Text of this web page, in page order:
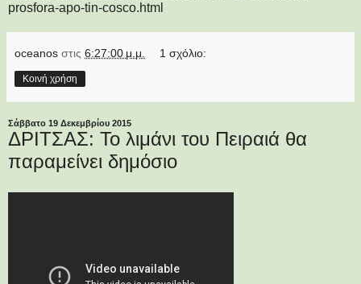
prosfora-apo-tin-cosco.html
oceanos στις 6:27:00 μ.μ. 1 σχόλιο:
Κοινή χρήση
Σάββατο 19 Δεκεμβρίου 2015
ΔΡΙΤΣΑΣ: Το λιμάνι του Πειραιά θα
παραμείνει δημόσιο